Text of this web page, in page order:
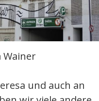
Wainer
und auch an